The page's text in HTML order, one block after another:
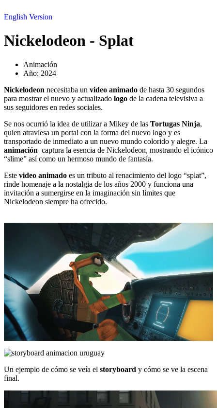
English Version
Nickelodeon - Splat
Animación
Año: 2024
Nickelodeon necesitaba un video animado de hasta 30 segundos
para mostrar el nuevo y actualizado logo de la cadena televisiva a
sus seguidores en redes sociales.
Se nos ocurrió la idea de utilizar a Mikey de las Tortugas Ninja,
quien atraviesa un portal con la forma del nuevo logo y es
transportado de inmediato a un nuevo mundo colorido y alegre. La
animación captura la esencia de Nickelodeon, mostrando el icónico
“slime” así como un hermoso mundo de fantasía.
Este video animado es un tributo al renacimiento del logo “splat”,
rinde homenaje a la nostalgia de los años 2000 y funciona una
invitación a sumergirse en la imaginación sin límites que
Nickelodeon siempre ha ofrecido.
Un ejemplo de cómo se veía el storyboard y cómo se ve la escena
final.